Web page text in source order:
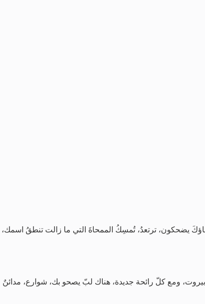
يضحكون، ترتعدُ، تُمسِكُ الممحاةَ التي ما زالت تنطقُ اسمك،
بيروت، ومع كلّ رائحة جديدة، هناك لبّ يصحو بك، شوارع، مدائنٌ